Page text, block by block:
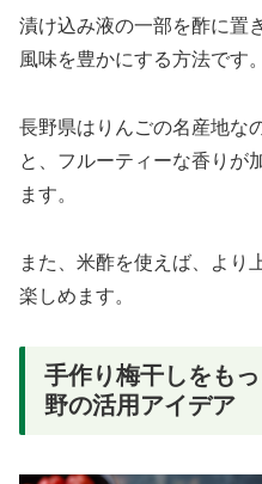
漬け込み液の一部を酢に置
風味を豊かにする方法です。
長野県はりんごの名産地な
と、フルーティーな香りが
ます。
また、米酢を使えば、より
楽しめます。
手作り梅干しをも
野の活用アイデア